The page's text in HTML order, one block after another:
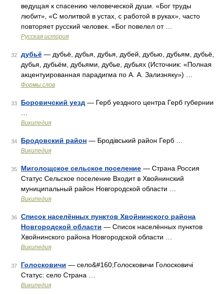
ведущая к спасению человеческой души. «Бог труды
любит», «С молитвой в устах, с работой в руках», часто
повторяет русский человек. «Бог повелел от …
Русская история
32 дубьё — дубьё, дубья, дубья, дубей, дубью, дубьям, дубьё,
дубья, дубьём, дубьями, дубье, дубьях (Источник: «Полная
акцентуированная парадигма по А. А. Зализняку») …
Формы слов
33 Боровичский уезд — Герб уездного центра Герб губернии
Википедия
34 Бродовский район — Бродівський район Герб …
Википедия
35 Миголощское сельское поселение — Страна Россия
Статус Сельское поселение Входит в Хвойнинский
муниципальный район Новгородской области …
Википедия
36
Список населённых пунктов Хвойнинского района
Новгородской области — Список населённых пунктов
Хвойнинского района Новгородской области …
Википедия
37 Голосковичи — село&#160;Голосковичи Голосковичі
Статус: село Страна …
Википедия